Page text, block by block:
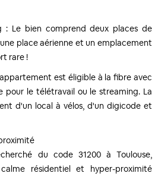
: Le bien comprend deux places de
place aérienne et un emplacement
rare !
est éligible à la fibre avec
pour le télétravail ou le streaming. La
d'un local à vélos, d'un digicode et
du code 31200 à Toulouse,
résidentiel et hyper-proximité